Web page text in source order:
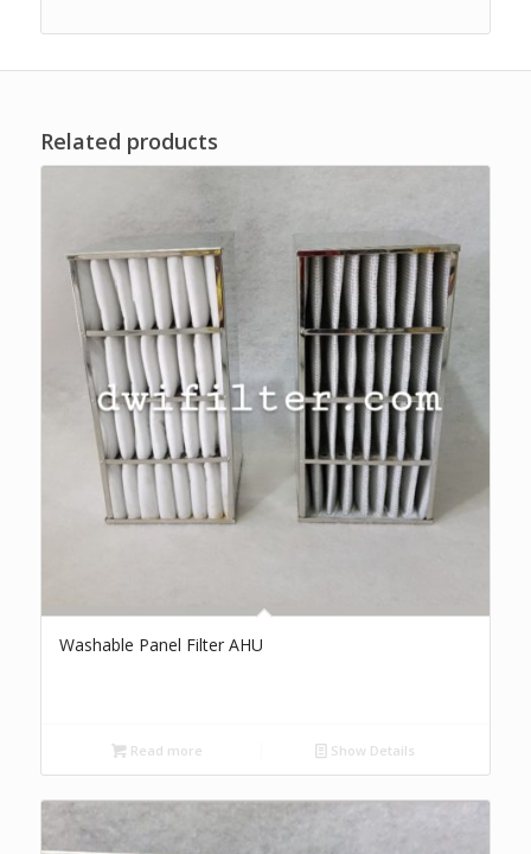
Related products
Washable Panel Filter AHU
Read more Show Details